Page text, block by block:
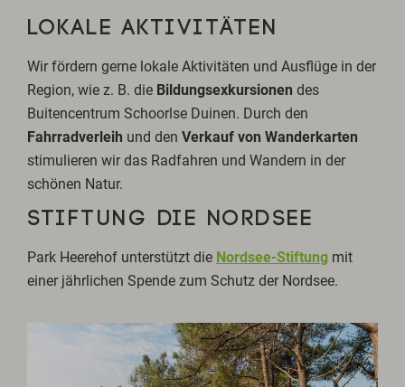
LOKALE AKTIVITÄTEN
Wir fördern gerne lokale Aktivitäten und Ausflüge in der
Region, wie z. B. die Bildungsexkursionen des
Buitencentrum Schoorlse Duinen. Durch den
Fahrradverleih und denVerkauf von Wanderkarten
stimulieren wir das Radfahren und Wandern in der
schönen Natur.
STIFTUNG DIE NORDSEE
Park Heerehof unterstützt die Nordsee-Stiftung mit
einer jährlichen Spende zum Schutz der Nordsee.